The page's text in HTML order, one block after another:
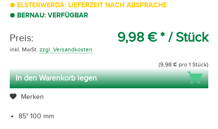
ELSTERWERDA: LIEFERZEIT NACH ABSPRACHE
BERNAU: VERFÜGBAR
Preis: 9,98 € * / Stück
inkl. MwSt. zzgl. Versandkosten
(9,98 € pro 1 Stück)
In den Warenkorb legen
Merken
85° 100 mm